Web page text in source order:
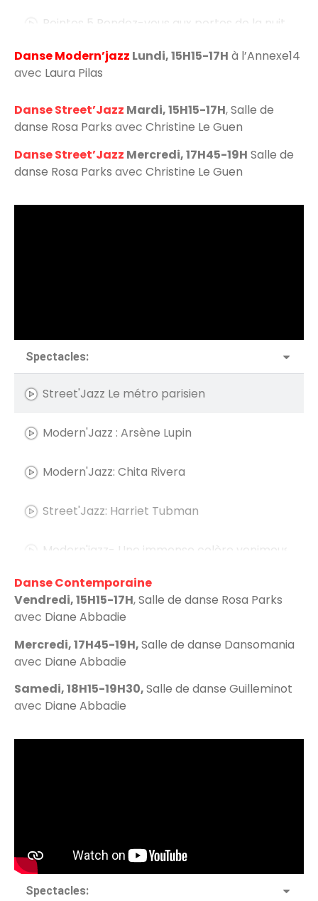
Pointes 5 Rendez-vous aux portes de la nuit
Pointes 1 - Frida
Pointes 2 - Divinité Shinigani
Pointes 4 - Au château de Versailles
Danse Modern’jazz Lundi, 15H15-17H à l’Annexe14
avec Laura Pilas
Danse Street’Jazz Mardi, 15H15-17H,Salle de
danse Rosa Parks avec Christine Le Guen
Danse Street’Jazz Mercredi, 17H45-19H Salle de
danse Rosa Parks avec Christine Le Guen
Spectacles:
Street'Jazz Le métro parisien
Modern'Jazz : Arsène Lupin
Modern'Jazz: Chita Rivera
Street'Jazz: Harriet Tubman
Modern'jazz- Une immense colère venimeuse
Street'Jazz: Mexico - les aztèques
Street'Jazz: Paris
Modern'Jazz: Tokyo, la fête des lanternes
Danse Contemporaine
Vendredi, 15H15-17H,Salle de danse Rosa Parks
avec Diane Abbadie
Mercredi, 17H45-19H,Salle de danse Dansomania
avec Diane Abbadie
Samedi, 18H15-19H30,Salle de danse Guilleminot
avec Diane Abbadie
Spectacles: